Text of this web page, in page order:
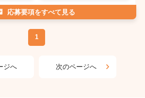
応募要項をすべて見る
1
ジへ 次のページへ